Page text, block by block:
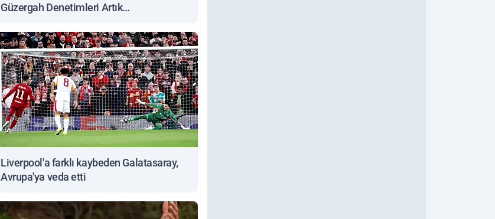
Güzergah Denetimleri Artık
Liverpool'a farklı kaybeden Galatasaray,
Avrupa'ya veda etti